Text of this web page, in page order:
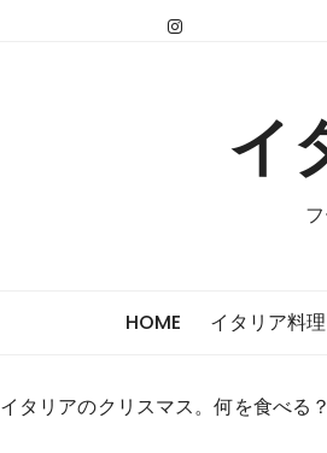
イ
HOME イタリア料理
イタリアのクリスマス。何を食べる？